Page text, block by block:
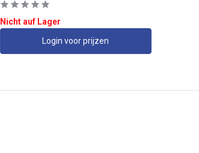
Nicht auf Lager
Login voor prijzen